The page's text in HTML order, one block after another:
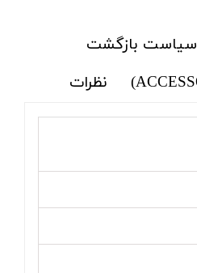
سیاست بازگشت
نظرات